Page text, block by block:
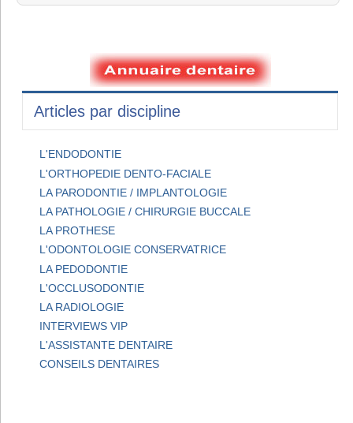
Articles par discipline
L'ENDODONTIE
L'ORTHOPEDIE DENTO-FACIALE
LA PARODONTIE / IMPLANTOLOGIE
LA PATHOLOGIE / CHIRURGIE BUCCALE
LA PROTHESE
L'ODONTOLOGIE CONSERVATRICE
LA PEDODONTIE
L'OCCLUSODONTIE
LA RADIOLOGIE
INTERVIEWS VIP
L'ASSISTANTE DENTAIRE
CONSEILS DENTAIRES